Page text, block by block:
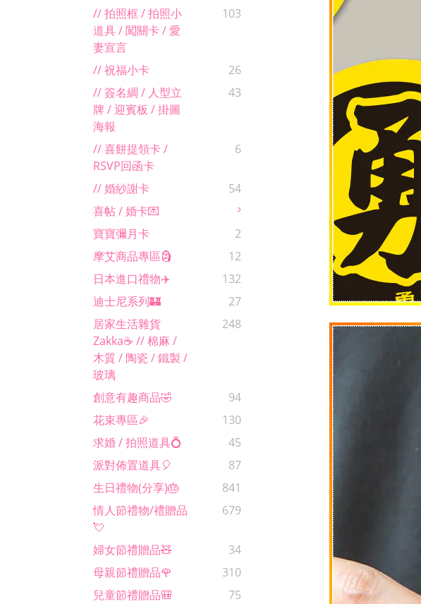
// 拍照框 / 拍照小
道具 / 闖關卡 / 愛
妻宣言
103
// 祝福小卡
26
// 簽名綢 / 人型立
牌 / 迎賓板 / 掛圖
海報
43
// 喜餅提領卡 /
RSVP回函卡
6
// 婚紗謝卡
54
喜帖 / 婚卡💌
寶寶彌月卡
2
摩艾商品專區🗿
12
日本進口禮物✈️
132
迪士尼系列🏰
27
居家生活雜貨
Zakka☕️ // 棉麻 /
木質 / 陶瓷 / 鐵製 /
玻璃
248
創意有趣商品🤣
94
花束專區🎉
130
求婚 / 拍照道具💍
45
派對佈置道具🎈
87
生日禮物(分享)🎂
841
情人節禮物/禮贈品
💘
679
婦女節禮贈品🧸
34
母親節禮贈品🌹
310
兒童節禮贈品🎒
75